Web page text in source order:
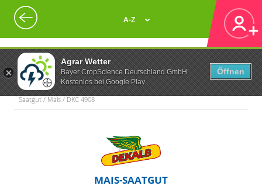
Agrar Wetter
Bayer CropScience Deutschland GmbH
Kostenlos bei Google Play
Öffnen
A-Z
Saatgut / Mais / DKC 4908
MAIS-SAATGUT